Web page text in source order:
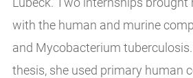
with the human and murine
and Mycobacterium
thesis, she used primary human